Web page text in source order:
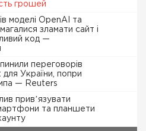
грошей
моделі OpenAI та
зламати сайт і
код —
переговорів
України, попри
— Reuters
привʼязувати
та планшети